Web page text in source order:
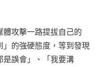
攻擊一路提拔自己的
的強硬態度，等到發現
是誤會」、「我要溝